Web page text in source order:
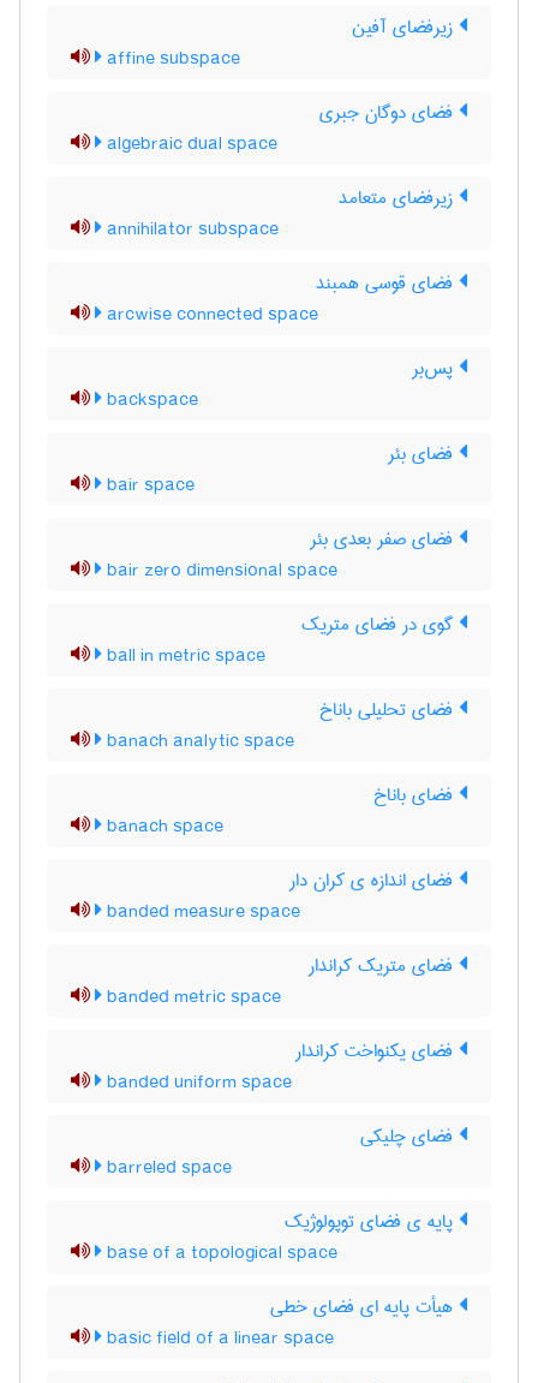
زیرفضای آفین
affine subspace
فضای دوگان جبری
algebraic dual space
زیرفضای متعامد
annihilator subspace
فضای قوسی همبند
arcwise connected space
پس‌بر
backspace
فضای بئر
bair space
فضای صفر بعدی بئر
bair zero dimensional space
گوی در فضای متریک
ball in metric space
فضای تحلیلی باناخ
banach analytic space
فضای باناخ
banach space
فضای اندازه ی کران دار
banded measure space
فضای متریک کراندار
banded metric space
فضای یکنواخت کراندار
banded uniform space
فضای چلیکی
barreled space
پایه ی فضای توپولوژیک
base of a topological space
هیأت پایه ای فضای خطی
basic field of a linear space